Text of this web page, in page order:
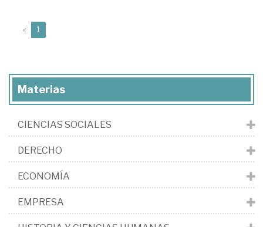
« 1
Materias
CIENCIAS SOCIALES
DERECHO
ECONOMÍA
EMPRESA